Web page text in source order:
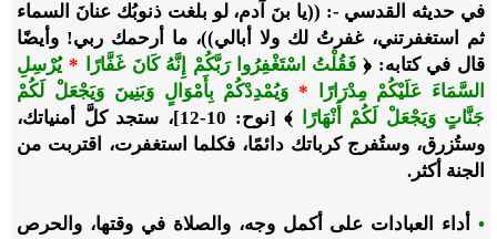
في حديثه القدسي -: ((يا بنَ آدم، لو بلغت ذنوبُك عنانَ السماء
ثم استغفرتني، غفرتُ لك ولا أبالي))، ما أرحمك ربي! وأيضًا
قال في كتابه: ﴿ فَقُلْتُ اسْتَغْفِرُوا رَبَّكُمْ إِنَّهُ كَانَ غَفَّارًا *يُرْسِلِ
السَّمَاءَ عَلَيْكُمْ مِدْرَارًا * وَيُمْدِدْكُمْ بِأَمْوَالٍ وَبَنِينَ وَيَجْعَلْ لَكُمْ
جَنَّاتٍ وَيَجْعَلْ لَكُمْ أَنْهَارًا
﴾ [نوح: 10-12]، ستجد كلَّ أمنياتك،
وستُزرق، وستُفرج كرباتك دائمًا، فكلما استغفرت، اقتربت من
الجنة أكثر.
• أداء العبادات على أكمل وجه، والصلاة في وقتها، والحرص